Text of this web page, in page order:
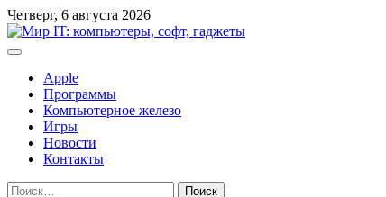
Перейти
к
содержимому
Четверг, 6 августа 2026
Apple
Программы
Компьютерное железо
Игры
Новости
Контакты
Найти: